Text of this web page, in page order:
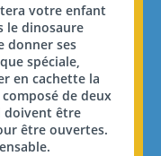
votre enfant
le dinosaure
donner ses
spéciale,
en cachette la
de deux
doivent être
être ouvertes.